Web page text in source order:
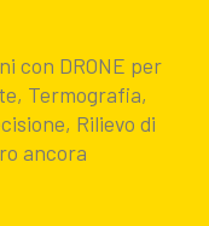
con DRONE per
Termografia,
Rilievo di
ancora